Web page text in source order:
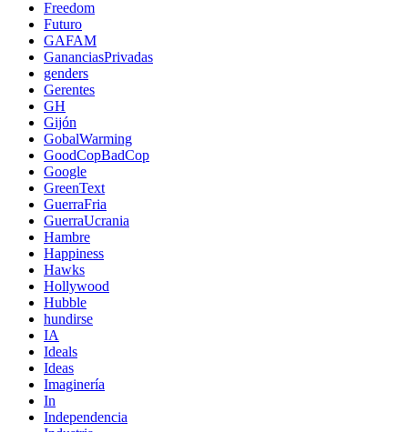
Freedom
Futuro
GAFAM
GananciasPrivadas
genders
Gerentes
GH
Gijón
GobalWarming
GoodCopBadCop
Google
GreenText
GuerraFria
GuerraUcrania
Hambre
Happiness
Hawks
Hollywood
Hubble
hundirse
IA
Ideals
Ideas
Imaginería
In
Independencia